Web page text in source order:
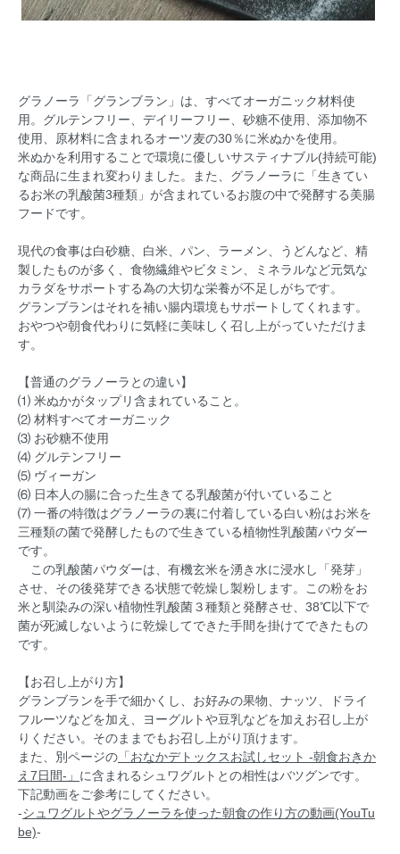
グラノーラ「グランブラン」は、すべてオーガニック材料使
用。グルテンフリー、デイリーフリー、砂糖不使用、添加物不
使用、原材料に含まれるオーツ麦の30％に米ぬかを使用。
米ぬかを利用することで環境に優しいサスティナブル(持続可能)
な商品に生まれ変わりました。また、グラノーラに「生きてい
るお米の乳酸菌3種類」が含まれているお腹の中で発酵する美腸
フードです。
現代の食事は白砂糖、白米、パン、ラーメン、うどんなど、精
製したものが多く、食物繊維やビタミン、ミネラルなど元気な
カラダをサポートする為の大切な栄養が不足しがちです。
グランブランはそれを補い腸内環境もサポートしてくれます。
おやつや朝食代わりに気軽に美味しく召し上がっていただけま
す。
【普通のグラノーラとの違い】
⑴ 米ぬかがタップリ含まれていること。
⑵ 材料すべてオーガニック
⑶ お砂糖不使用
⑷ グルテンフリー
⑸ ヴィーガン
⑹ 日本人の腸に合った生きてる乳酸菌が付いていること
⑺ 一番の特徴はグラノーラの裏に付着している白い粉はお米を
三種類の菌で発酵したもので生きている植物性乳酸菌パウダー
です。
この乳酸菌パウダーは、有機玄米を湧き水に浸水し「発芽」
させ、その後発芽できる状態で乾燥し製粉します。この粉をお
米と馴染みの深い植物性乳酸菌３種類と発酵させ、38℃以下で
菌が死滅しないように乾燥してできた手間を掛けてできたもの
です。
【お召し上がり方】
グランブランを手で細かくし、お好みの果物、ナッツ、ドライ
フルーツなどを加え、ヨーグルトや豆乳などを加えお召し上が
りください。そのままでもお召し上がり頂けます。
また、別ページの 「おなかデトックスお試しセット -朝食おきか
え7日間-」 に含まれるシュワグルトとの相性はバツグンです。
下記動画をご参考にしてください。
-シュワグルトやグラノーラを使った朝食の作り方の動画(YouTu
be)-